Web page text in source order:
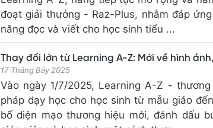
đoạt giải thưởng - Raz-Plus, nhằm đáp
năng đọc và viết cho học sinh tiểu ...
Thay đổi lớn từ Learning A-Z: Mới về hình
17 Tháng Bảy 2025
Vào ngày 1/7/2025, Learning A-Z -
pháp dạy học cho học sinh từ mẫu giáo
bố diện mạo thương hiệu mới, đánh dấu